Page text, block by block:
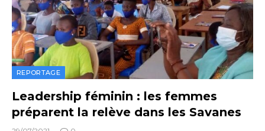
REPORTAGE
Leadership féminin : les femmes
préparent la relève dans les Savanes